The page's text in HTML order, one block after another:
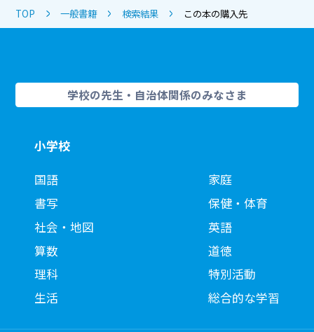
TOP 一般書籍 検索結果 この本の購入先
学校の先生・自治体関係のみなさま
小学校
国語
書写
社会・地図
算数
理科
生活
家庭
保健・体育
英語
道徳
特別活動
総合的な学習